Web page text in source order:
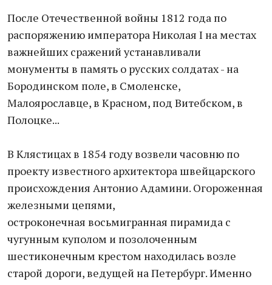
После Отечественной войны 1812 года по
распоряжению императора Николая I на местах
важнейших сражений устанавливали
монументы в память о русских солдатах - на
Бородинском поле, в Смоленске,
Малоярославце, в Красном, под Витебском, в
Полоцке...
В Клястицах в 1854 году возвели часовню по
проекту известного архитектора швейцарского
происхождения Антонио Адамини. Огороженная
железными цепями,
остроконечная восьмигранная пирамида с
чугунным куполом и позолоченным
шестиконечным крестом находилась возле
старой дороги, ведущей на Петербург. Именно